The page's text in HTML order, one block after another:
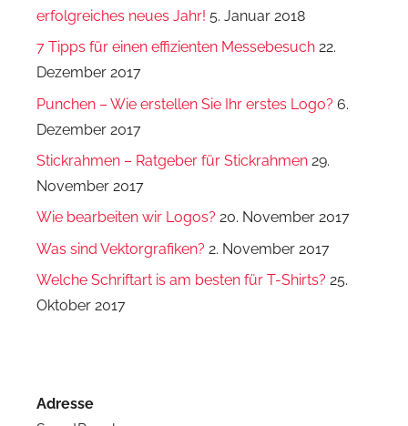
erfolgreiches neues Jahr! 5. Januar 2018
7 Tipps für einen effizienten Messebesuch 22.
Dezember 2017
Punchen – Wie erstellen Sie Ihr erstes Logo? 6.
Dezember 2017
Stickrahmen – Ratgeber für Stickrahmen 29.
November 2017
Wie bearbeiten wir Logos? 20. November 2017
Was sind Vektorgrafiken? 2. November 2017
Welche Schriftart is am besten für T-Shirts? 25.
Oktober 2017
Adresse